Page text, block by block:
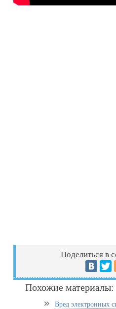
Поделиться в
Похожие материалы:
Вред электронных